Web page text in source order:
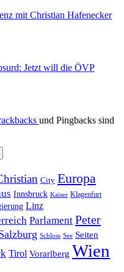
mit Christian Hafenecker
Jetzt will die ÖVP
und Pingbacks sind
City Europa
Innsbruck Kaiser Klagenfurt
Linz
Parlament Peter
Schloss See Seiten
Tirol Vorarlberg Wien